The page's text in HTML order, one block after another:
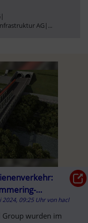
|
AG| ...
2024, 09:25 Uhr vonhacl
Group wurden im